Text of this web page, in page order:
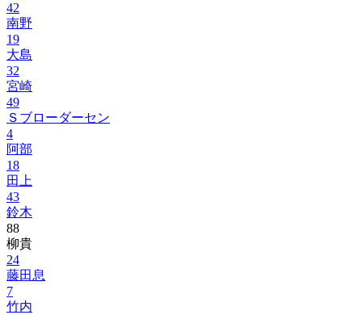
42
南野
19
大島
32
宮崎
49
Ｓブローダーセン
4
阿部
18
田上
43
鈴木
88
柳貴
24
藤田息
7
竹内